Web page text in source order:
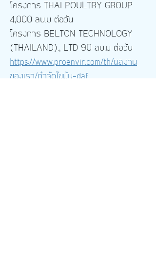
โครงการ THAI POULTRY GROUP
4,000 ลบ.ม ต่อวัน
โครงการ BELTON TECHNOLOGY
(THAILAND)., LTD 90 ลบ.ม ต่อวัน
https://www.proenvir.com/th/ผลงาน
ของเรา/กำจัดไขมัน-daf